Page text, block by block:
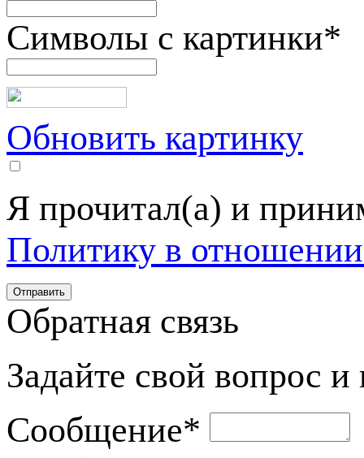
Символы с картинки*
Обновить картинку
Я прочитал(а) и
Политику в
Обратная связь
Задайте свой вопрос
Сообщение*